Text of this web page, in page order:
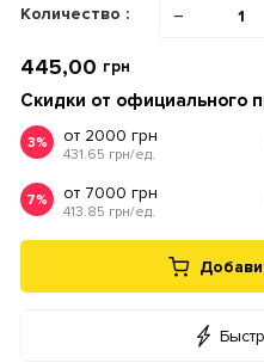
Количество : −
445,00 грн
Скидки от официального
3% от 2000 грн
431.65 грн/ед.
7% от 7000 грн
413.85 грн/ед.